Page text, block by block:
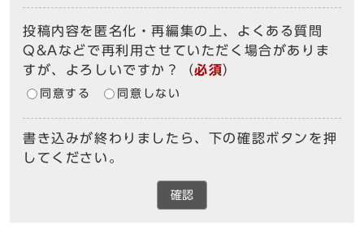
投稿内容を匿名化・再編集の上、よくある質問
Q&Aなどで再利用させていただく場合がありま
すが、よろしいですか？
（必須）
同意する 同意しない
書き込みが終わりましたら、下の確認ボタンを押
してください。
確認